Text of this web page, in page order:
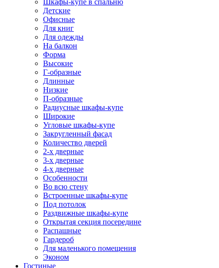
Шкафы-купе в спальню
Детские
Офисные
Для книг
Для одежды
На балкон
Форма
Высокие
Г-образные
Длинные
Низкие
П-образные
Радиусные шкафы-купе
Широкие
Угловые шкафы-купе
Закругленный фасад
Количество дверей
2-х дверные
3-х дверные
4-х дверные
Особенности
Во всю стену
Встроенные шкафы-купе
Под потолок
Раздвижные шкафы-купе
Открытая секция посередине
Распашные
Гардероб
Для маленького помещения
Эконом
Гостиные